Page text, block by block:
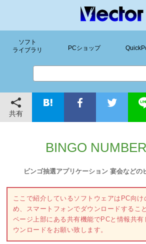
ソフト
ライブラリ
PCショップ
共有
BINGO
ビンゴ抽選アプリケーション 宴会などの
ここで紹介しているソフトウェアはPC向
め、スマートフォンでダウンロードするこ
ページ上部にある共有機能でPCと情報共
ウンロードをお願い致します。